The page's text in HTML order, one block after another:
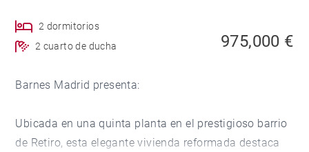
2 dormitorios
2 cuarto de ducha
975,000 €
Barnes Madrid presenta:
Ubicada en una quinta planta en el prestigioso barrio
de Retiro, esta elegante vivienda reformada destaca